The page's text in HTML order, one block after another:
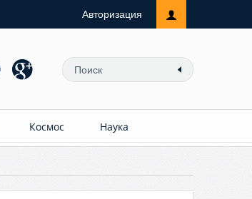
Авторизация
Космос Наука